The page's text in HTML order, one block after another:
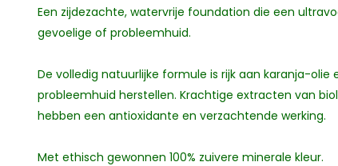
Een zijdezachte, watervrije foundation die een
gevoelige of probleemhuid.
De volledig natuurlijke formule is rijk aan karanja-
probleemhuid herstellen. Krachtige extracten van
hebben een antioxidante en verzachtende werking.
Met ethisch gewonnen 100% zuivere minerale kleur.